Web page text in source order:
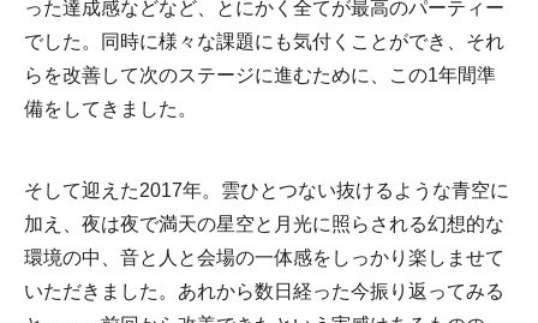
った達成感などなど、とにかく全てが最高のパーティー
でした。同時に様々な課題にも気付くことができ、それ
らを改善して次のステージに進むために、この1年間準
備をしてきました。
そして迎えた2017年。雲ひとつない抜けるような青空に
加え、夜は夜で満天の星空と月光に照らされる幻想的な
環境の中、音と人と会場の一体感をしっかり楽しませて
いただきました。あれから数日経った今振り返ってみる